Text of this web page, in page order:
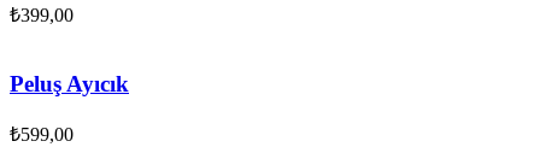
₺399,00
Peluş Ayıcık
₺599,00